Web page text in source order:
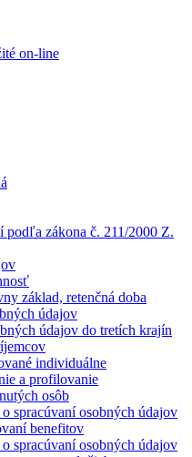
podľa zákona č. 211/2000 Z.
základ, retenčná doba
údajov
údajov do tretích krajín
individuálne
a profilovanie
osôb
spracúvaní osobných údajov
benefitov
spracúvaní osobných údajov